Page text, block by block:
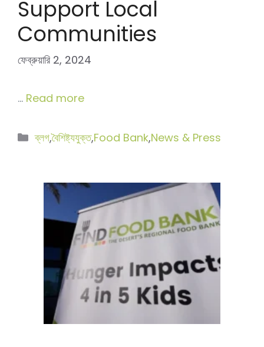
Support Local
Communities
ফেব্রুয়ারি 2, 2024
… Read more
বিভাগ
ব্লগ,বৈশিষ্ট্যযুক্ত,Food Bank,News & Press